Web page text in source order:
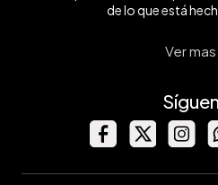
de lo que está
Ver